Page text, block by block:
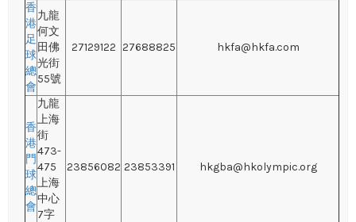
香
港
足
球
總
會
九龍
何文
田佛
光街
55號
27129122 27688825 hkfa@hkfa.com
香
港
門
球
總
會
九龍
上海
街
473-
475
上海
中心
7字
23856082 23853391 hkgba@hkolympic.org